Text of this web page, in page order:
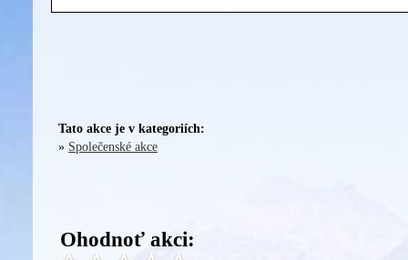
Tato akce je v kategoriích:
» Společenské akce
Ohodnoť akci: